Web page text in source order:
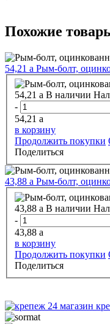
Похожие
54,21 a Рым-болт,
54,21 a В наличии
-
54,21 a
в корзину
Продолжить покупки
Поделиться
43,88 a Рым-болт,
43,88 a В наличии
-
43,88 a
в корзину
Продолжить покупки
Поделиться